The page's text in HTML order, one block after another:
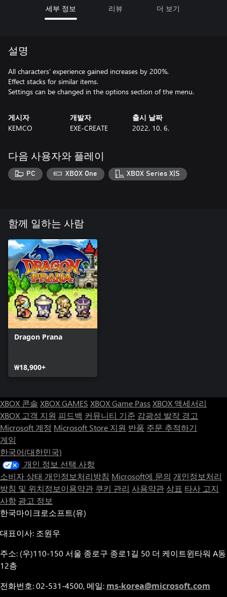
세부 정보 리뷰 더 보기
설명
All characters' experience gained increases by 200%.
Effect stacks for similar items.
Settings can be changed in the options section of the menu.
게시자
KEMCO
개발자
EXE-CREATE
출시 날짜
2022. 10. 6.
다음 사용자와 플레이
PC XBOX One XBOX Series X|S
함께 일하는 사람
Dragon Prana
₩18,900+
XBOX 콘솔 XBOX GAMES XBOX Game Pass XBOX 액세서리
XBOX 고객 지원 피드백 커뮤니티 기준 감광성 발작 경고
Microsoft 계정 Microsoft Store 지원 반품 주문 추적하기
게임
한국어(대한민국)
개인 정보 선택 사항
소비자 상태 개인정보처리방침 Microsoft에 문의 개인정보처리
방침 및 위치정보이용약관 쿠키 관리 사용약관 상표 타사 고지
사항 광고 정보
한국마이크로소프트(유)
대표이사: 조원우
주소: (우)110-150 서울 종로구 종로1길 50 더 케이트윈타워 A동
12층
전화번호: 02-531-4500, 메일: ms-korea@microsoft.com